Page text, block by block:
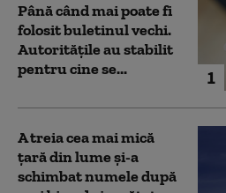
1
Până când mai poate fi
folosit buletinul vechi.
Autoritățile au stabilit
pentru cine se...
A treia cea mai mică
țară din lume și-a
schimbat numele după